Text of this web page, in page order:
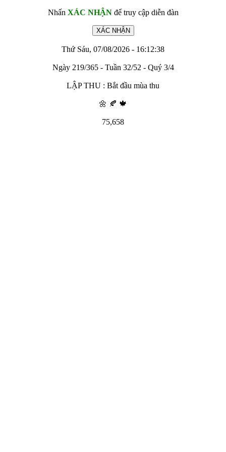
Nhấn XÁC NHẬNđể truy cập diễn đàn
Thứ Sáu, 07/08/2026 - 16:12:38
Ngày 219/365 - Tuần 32/52 - Quý 3/4
LẬP THU : Bắt đầu mùa thu
🌼 🍂 🍁
75,658